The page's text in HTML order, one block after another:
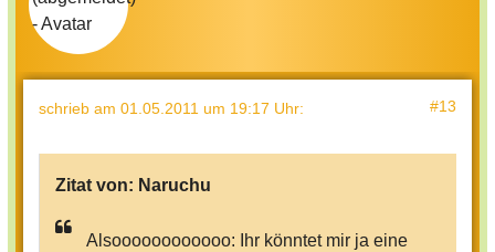
schrieb am 01.05.2011 um 19:17 Uhr: #13
Zitat von: Naruchu
Alsoooooooooooo: Ihr könntet mir ja eine